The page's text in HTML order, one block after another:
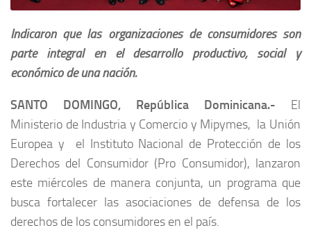
Indicaron que las organizaciones de consumidores son
parte integral en el desarrollo productivo, social y
económico de una nación.
SANTO DOMINGO, República Dominicana.- El
Ministerio de Industria y Comercio y Mipymes, la Unión
Europea y el Instituto Nacional de Protección de los
Derechos del Consumidor (Pro Consumidor), lanzaron
este miércoles de manera conjunta, un programa que
busca fortalecer las asociaciones de defensa de los
derechos de los consumidores en el país.